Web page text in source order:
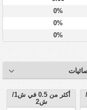
0%
0%
0%
في ش1/
أكثر من 0.5 في ش1/
ش2